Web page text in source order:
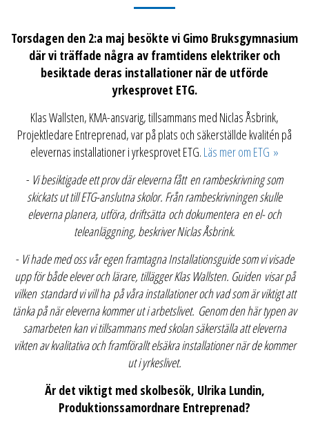
Torsdagen den 2:a maj besökte vi Gimo Bruksgymnasium
där vi träffade några av framtidens elektriker och
besiktade deras installationer när de utförde
yrkesprovet ETG.
Klas Wallsten, KMA-ansvarig, tillsammans med Niclas Åsbrink,
Projektledare Entreprenad, var på plats och säkerställde kvalitén på
elevernas installationer i yrkesprovet ETG. Läs mer om ETG »
- Vi besiktigade ett prov där eleverna fått en rambeskrivning som
skickats ut till ETG-anslutna skolor. Från rambeskrivningen skulle
eleverna planera, utföra, driftsätta och dokumentera en el- och
teleanläggning, beskriver Niclas Åsbrink.
- Vi hade med oss vår egen framtagna Installationsguide som vi visade
upp för både elever och lärare, tillägger Klas Wallsten. Guiden visar på
vilken standard vi vill ha på våra installationer och vad som är viktigt att
tänka på när eleverna kommer ut i arbetslivet. Genom den här typen av
samarbeten kan vi tillsammans med skolan säkerställa att eleverna
vikten av kvalitativa och framförallt elsäkra installationer när de kommer
ut i yrkeslivet.
Är det viktigt med skolbesök, Ulrika Lundin,
Produktionssamordnare Entreprenad?